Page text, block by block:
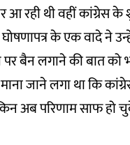
आ रही थी वहीं
के एक वादे ने
बैन लगाने की बात
जाने लगा था कि
अब परिणाम साफ